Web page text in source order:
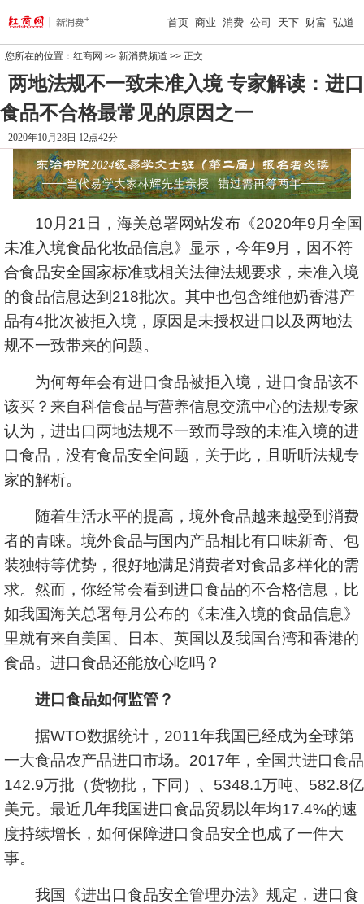
首页 商业 消费 公司 天下 财富 弘道
您所在的位置： 红商网 >> 新消费频道 >> 正文
两地法规不一致未准入境 专家解读：进口
食品不合格最常见的原因之一
2020年10月28日 12点42分
10月21日，海关总署网站发布《2020年9月全国
未准入境食品化妆品信息》显示，今年9月，因不符
合食品安全国家标准或相关法律法规要求，未准入境
的食品信息达到218批次。其中也包含维他奶香港产
品有4批次被拒入境，原因是未授权进口以及两地法
规不一致带来的问题。
为何每年会有进口食品被拒入境，进口食品该不
该买？来自科信食品与营养信息交流中心的法规专家
认为，进出口两地法规不一致而导致的未准入境的进
口食品，没有食品安全问题，关于此，且听听法规专
家的解析。
随着生活水平的提高，境外食品越来越受到消费
者的青睐。境外食品与国内产品相比有口味新奇、包
装独特等优势，很好地满足消费者对食品多样化的需
求。然而，你经常会看到进口食品的不合格信息，比
如我国海关总署每月公布的《未准入境的食品信息》
里就有来自美国、日本、英国以及我国台湾和香港的
食品。进口食品还能放心吃吗？
进口食品如何监管？
据WTO数据统计，2011年我国已经成为全球第
一大食品农产品进口市场。2017年，全国共进口食品
142.9万批（货物批，下同）、5348.1万吨、582.8亿
美元。最近几年我国进口食品贸易以年均17.4%的速
度持续增长，如何保障进口食品安全也成了一件大
事。
我国《进出口食品安全管理办法》规定，进口食